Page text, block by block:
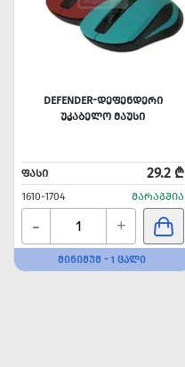
DEFENDER-ᲓᲔᲤᲔᲜᲓᲔᲠᲘ
ᲣᲙᲐᲑᲔᲚᲝ ᲛᲐᲣᲡᲘ
ᲤᲐᲡᲘ 29.2 ₾
1610-1704 ᲛᲐᲠᲐᲒᲨᲘᲐ
- +
ᲛᲘᲜᲘᲛᲣᲛ - 1 ᲪᲐᲚᲘ